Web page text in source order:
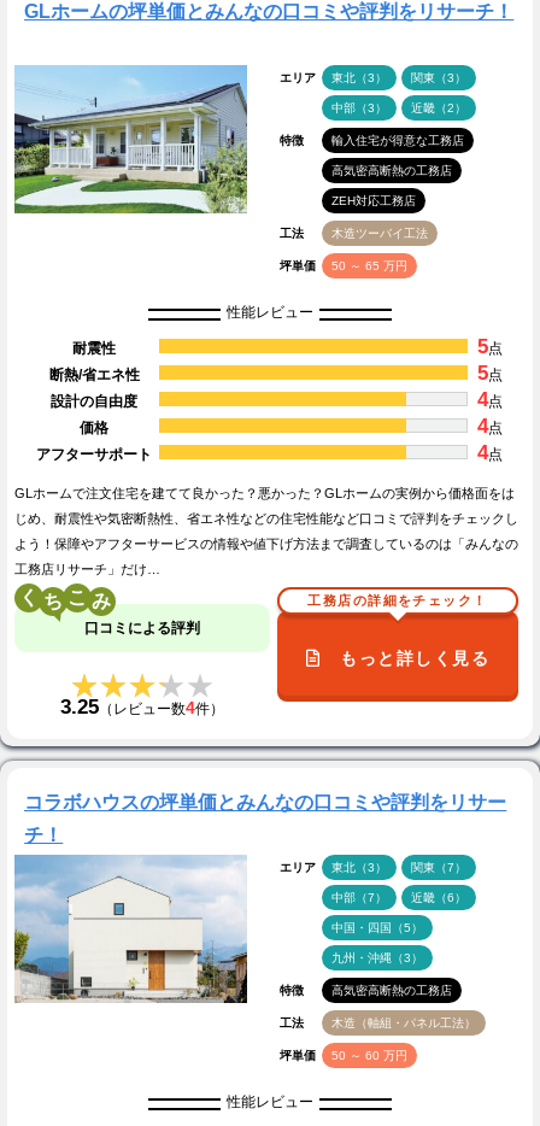
GLホームの坪単価とみんなの口コミや評判をリサーチ！
エリア 東北（3） 関東（3）
中部（3） 近畿（2）
特徴 輸入住宅が得意な工務店
高気密高断熱の工務店
ZEH対応工務店
工法 木造ツーバイ工法
坪単価 50 ～ 65 万円
性能レビュー
耐震性 5点
断熱/省エネ性
5点
設計の自由度
4点
価格
4点
アフターサポート
4点
GLホームで注文住宅を建てて良かった？悪かった？GLホームの実例から価格面をは
じめ、耐震性や気密断熱性、省エネ性などの住宅性能など口コミで評判をチェックし
よう！保障やアフターサービスの情報や値下げ方法まで調査しているのは「みんなの
工務店リサーチ」だけ…
く こ
口コミによる評判
★★★★★
★★★★★
3.25 （レビュー数4件）
工務店の詳細をチェック！
もっと詳しく見る
コラボハウスの坪単価とみんなの口コミや評判をリサー
チ！
エリア 東北（3） 関東（7）
中部（7） 近畿（6）
中国・四国（5）
九州・沖縄（3）
特徴 高気密高断熱の工務店
工法 木造（軸組・パネル工法）
坪単価 50 ～ 60 万円
性能レビュー